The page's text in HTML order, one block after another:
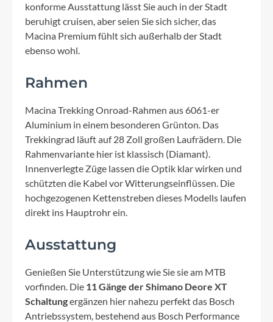
konforme Ausstattung lässt Sie auch in der Stadt
beruhigt cruisen, aber seien Sie sich sicher, das
Macina Premium fühlt sich außerhalb der Stadt
ebenso wohl.
Rahmen
Macina Trekking Onroad-Rahmen aus 6061-er
Aluminium in einem besonderen Grünton. Das
Trekkingrad läuft auf 28 Zoll großen Laufrädern. Die
Rahmenvariante hier ist klassisch (Diamant).
Innenverlegte Züge lassen die Optik klar wirken und
schützten die Kabel vor Witterungseinflüssen. Die
hochgezogenen Kettenstreben dieses Modells laufen
direkt ins Hauptrohr ein.
Ausstattung
Genießen Sie Unterstützung wie Sie sie am MTB
vorfinden. Die 11 Gänge der Shimano Deore XT
Schaltungergänzen hier nahezu perfekt das Bosch
Antriebssystem, bestehend aus Bosch Performance